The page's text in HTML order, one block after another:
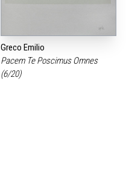
Greco Emilio
Pacem Te Poscimus Omnes
(6/20)